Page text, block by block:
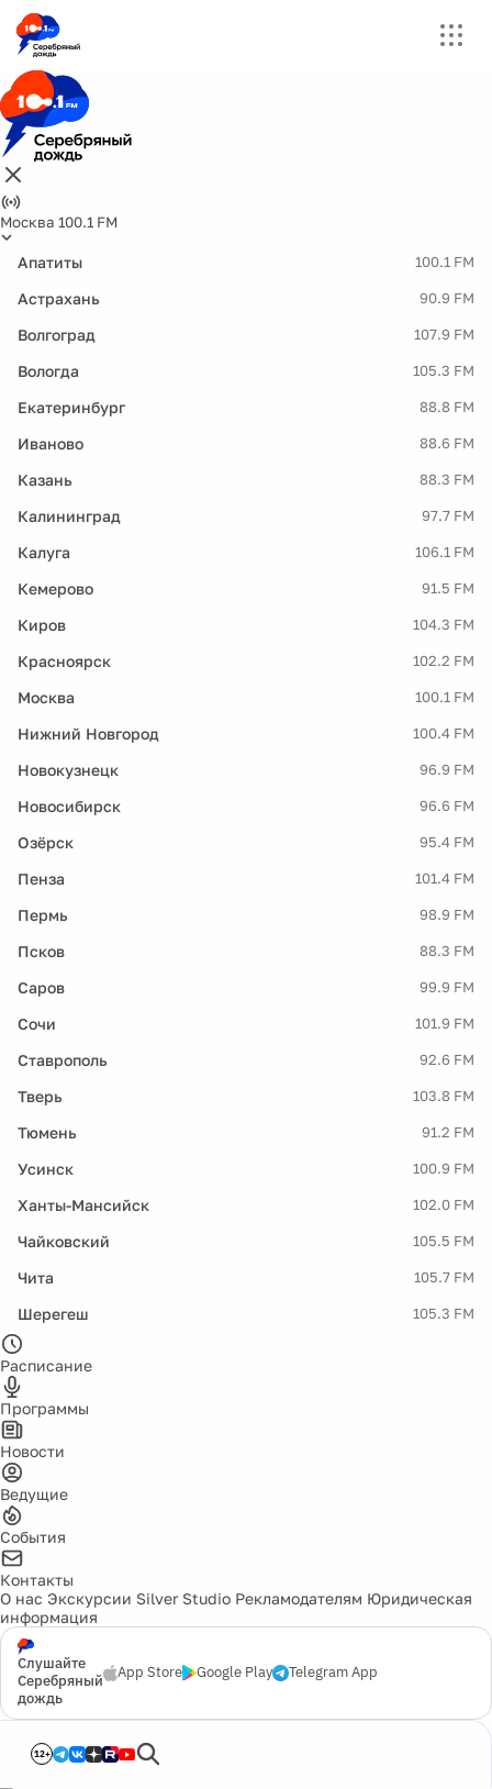
Москва 100.1 FM
Апатиты 100.1 FM
Астрахань 90.9 FM
Волгоград 107.9 FM
Вологда 105.3 FM
Екатеринбург 88.8 FM
Иваново 88.6 FM
Казань 88.3 FM
Калининград 97.7 FM
Калуга 106.1 FM
Кемерово 91.5 FM
Киров 104.3 FM
Красноярск 102.2 FM
Москва 100.1 FM
Нижний Новгород 100.4 FM
Новокузнецк 96.9 FM
Новосибирск 96.6 FM
Озёрск 95.4 FM
Пенза 101.4 FM
Пермь 98.9 FM
Псков 88.3 FM
Саров 99.9 FM
Сочи 101.9 FM
Ставрополь 92.6 FM
Тверь 103.8 FM
Тюмень 91.2 FM
Усинск 100.9 FM
Ханты-Мансийск 102.0 FM
Чайковский 105.5 FM
Чита 105.7 FM
Шерегеш 105.3 FM
Расписание
Программы
Новости
Ведущие
События
Контакты
О нас Экскурсии Silver Studio Рекламодателям Юридическая
информация
Слушайте
Серебряный
дождь
App Store Google Play Telegram App
12+